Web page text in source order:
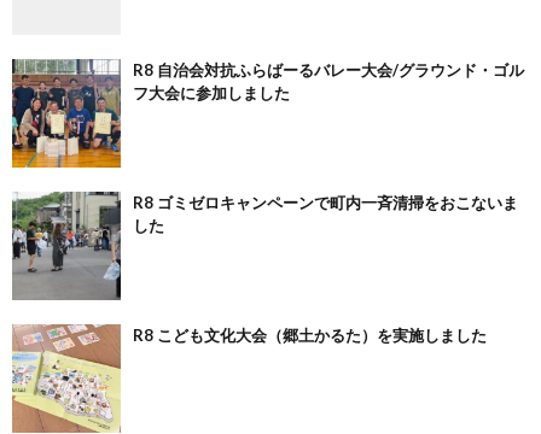
R8 自治会対抗ふらばーるバレー大会/グラウンド・ゴル
フ大会に参加しました
R8 ゴミゼロキャンペーンで町内一斉清掃をおこないま
した
R8 こども文化大会（郷土かるた）を実施しました